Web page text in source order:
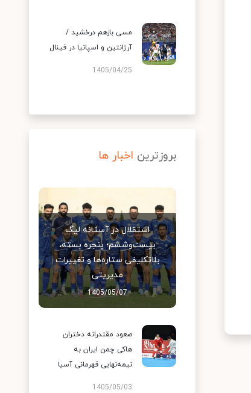
مسی بازهم درخشید /
آرژانتین و اسپانیا در فینال
1405/04/25
بروزترین اخبار ها
استقلال در آستانه لیگ
بیست‌وششم؛ پنجره بسته،
بلاتکلیفی ستاره‌ها و تغییرات
مدیریتی
1405/05/07
صعود مقتدرانه دختران
هاکی چمن ایران به
نیمه‌نهایی قهرمانی آسیا
1405/05/03